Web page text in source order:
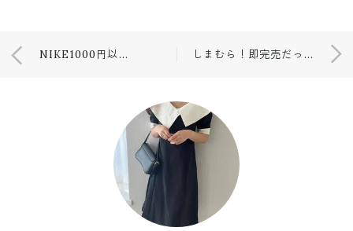
NIKE1000円以下で激安！後悔したアウトレット購入品 しまむら！即完売だった…🤭